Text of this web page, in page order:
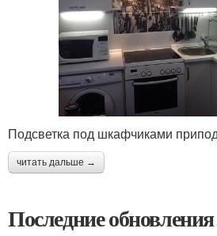
Подсветка под шкафчиками
читать дальше →
Последние